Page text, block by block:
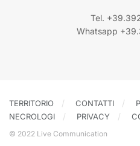
Tel.
Whatsapp
TERRITORIO CONTATTI
NECROLOGI
PRIVACY
© 2022 Live Communication